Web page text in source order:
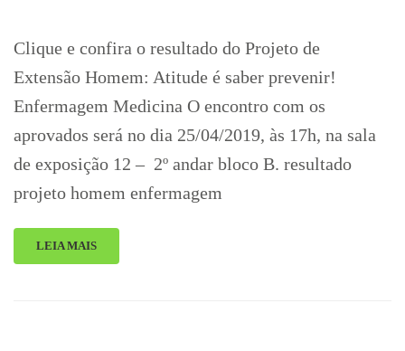
Clique e confira o resultado do Projeto de
Extensão Homem: Atitude é saber prevenir!
Enfermagem Medicina O encontro com os
aprovados será no dia 25/04/2019, às 17h, na sala
de exposição 12 – 2º andar bloco B. resultado
projeto homem enfermagem
LEIA MAIS